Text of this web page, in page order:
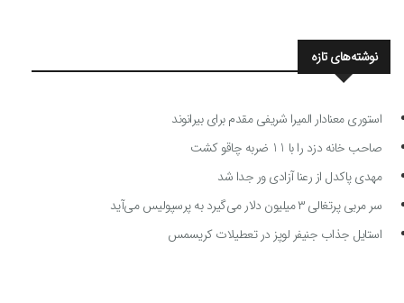
نوشته‌های تازه
استوری معنادار المیرا شریفی مقدم برای بیرانوند
صاحب خانه دزد را با 11 ضربه چاقو کشت
مهدی پاکدل از رعنا آزادی ور جدا شد
سر مربی پرتغالی ۳ میلیون دلار می‌گیرد به پرسپولیس می‌آید
استایل جذاب جنیفر لوپز در تعطیلات کریسمس